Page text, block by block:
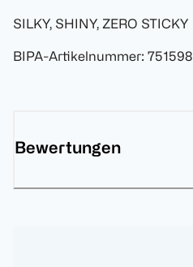
SILKY, SHINY, ZERO STICKY
BIPA-Artikelnummer: 751598
Bewertungen